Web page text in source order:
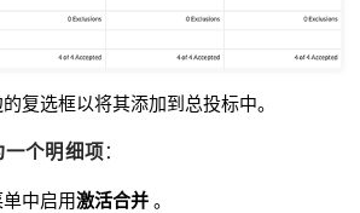
复选框以将其添加到总投标中。
一个明细项：
中启用激活合并。